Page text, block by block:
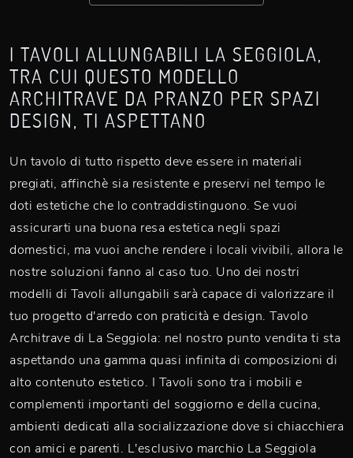
I TAVOLI ALLUNGABILI LA SEGGIOLA,
TRA CUI QUESTO MODELLO
ARCHITRAVE DA PRANZO PER SPAZI
DESIGN, TI ASPETTANO
Un tavolo di tutto rispetto deve essere in materiali
pregiati, affinchè sia resistente e preservi nel tempo le
doti estetiche che lo contraddistinguono. Se vuoi
assicurarti una buona resa estetica negli spazi
domestici, ma vuoi anche rendere i locali vivibili, allora le
nostre soluzioni fanno al caso tuo. Uno dei nostri
modelli di Tavoli allungabili sarà capace di valorizzare il
tuo progetto d'arredo con praticità e design. Tavolo
Architrave di La Seggiola: nel nostro punto vendita ti sta
aspettando una gamma quasi infinita di composizioni di
alto contenuto estetico. I Tavoli sono tra i mobili e
complementi importanti del soggiorno e della cucina,
ambienti dedicati alla socializzazione dove si chiacchiera
con amici e parenti. L'esclusivo marchio La Seggiola